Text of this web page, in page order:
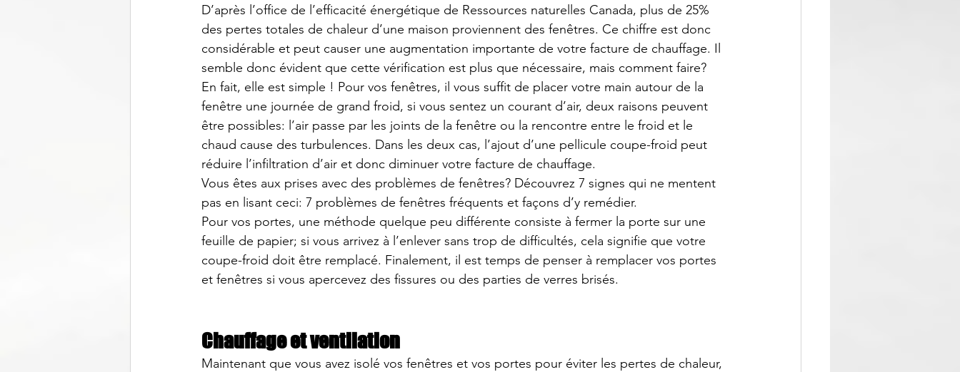
D’après l’office de l’efficacité énergétique de Ressources naturelles Canada, plus de 25%
des pertes totales de chaleur d’une maison proviennent des fenêtres. Ce chiffre est donc
considérable et peut causer une augmentation importante de votre facture de chauffage. Il
semble donc évident que cette vérification est plus que nécessaire, mais comment faire?
En fait, elle est simple ! Pour vos fenêtres, il vous suffit de placer votre main autour de la
fenêtre une journée de grand froid, si vous sentez un courant d’air, deux raisons peuvent
être possibles: l’air passe par les joints de la fenêtre ou la rencontre entre le froid et le
chaud cause des turbulences. Dans les deux cas, l’ajout d’une pellicule coupe-froid peut
réduire l’infiltration d’air et donc diminuer votre facture de chauffage.
Vous êtes aux prises avec des problèmes de fenêtres? Découvrez 7 signes qui ne mentent
pas en lisant ceci: 7 problèmes de fenêtres fréquents et façons d’y remédier.
Pour vos portes, une méthode quelque peu différente consiste à fermer la porte sur une
feuille de papier; si vous arrivez à l’enlever sans trop de difficultés, cela signifie que votre
coupe-froid doit être remplacé. Finalement, il est temps de penser à remplacer vos portes
et fenêtres si vous apercevez des fissures ou des parties de verres brisés.
Chauffage et ventilation
Maintenant que vous avez isolé vos fenêtres et vos portes pour éviter les pertes de chaleur,